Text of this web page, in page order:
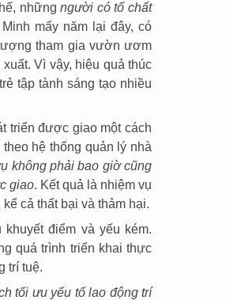
nhữngngười có tố chất
mấy năm lại đây, có
tham gia vườn ươm
Vì vậy, hiệu quả thúc
tập tành sáng tạo nhiều
triển được giao một cách
hệ thống quản lý nhà
không phải bao giờ cũng
giao. Kết quả là nhiệm vụ
cả thất bại và thảm hại.
điểm và yếu kém.
quá trình triển khai thực
trí tuệ.
tối ưu yếu tố lao động trí